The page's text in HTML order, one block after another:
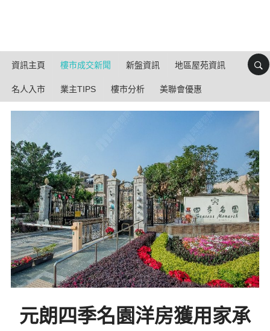
資訊主頁 樓市成交新聞 新盤資訊 地區屋苑資訊
名人入市 業主TIPS 樓市分析 美聯會優惠
元朗四季名園洋房獲用家承